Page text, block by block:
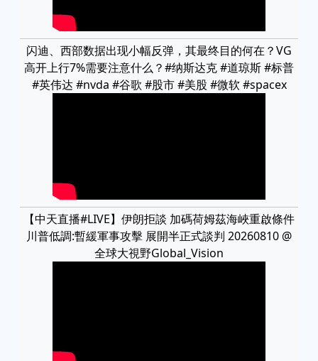
闪迪、西部数据出现小幅反弹，其最终目的何在？VG
高开上行7%需要注意什么？#纳斯达克 #道琼斯 #标普
#英伟达 #nvda #谷歌 #股市 #美股 #微软 #spacex
【中天直播#LIVE】伊朗拒談 加碼荷姆茲海峽重啟條件
川普低調:暫緩軍事攻擊 展開半正式談判 20260810 @
全球大視野Global_Vision